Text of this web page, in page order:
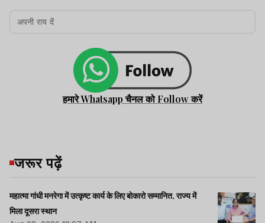
हमारे Whatsapp चैनल को Follow करें
जरूर पढ़ें
महात्मा गांधी मनरेगा में उत्कृष्ट कार्य के लिए बोकारो सम्मानित, राज्य में
मिला दूसरा स्थान